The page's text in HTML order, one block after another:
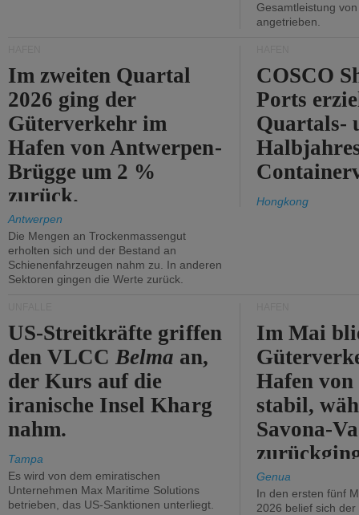
Gesamtleistung
angetrieben.
Im zweiten Quartal
2026 ging der
Güterverkehr im
Hafen von Antwerpen-
Brügge um 2 %
zurück.
Antwerpen
Die Mengen an Trockenmassengut
erholten sich und der Bestand an
Schienenfahrzeugen nahm zu. In anderen
Sektoren gingen die Werte zurück.
COSCO
Ports
Quartals-
Hongkong
US-Streitkräfte griffen
den VLCCBelma an,
der Kurs auf die
iranische Insel Kharg
nahm.
Tampa
Es wird von dem emiratischen
Unternehmen Max Maritime Solutions
betrieben, das US-Sanktionen unterliegt.
Im Mai
Hafen von
stabil,
Savona-
Genua
In den ersten fünf
2026 belief sich